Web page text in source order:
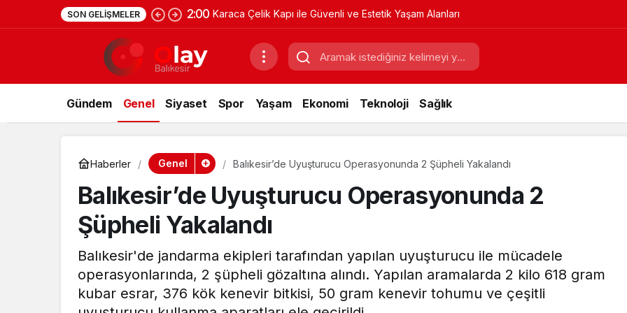
SON GELIŞMELER 2:00 Karaca Çelik Kapı ile Güvenli ve Estetik Yaşam Alanları
Gündem Genel Siyaset Spor Yaşam Ekonomi Teknoloji Sağlık
Haberler Genel Balıkesir’de Uyuşturucu Operasyonunda 2 Şüpheli Yakalandı
Balıkesir’de Uyuşturucu Operasyonunda 2
Şüpheli Yakalandı
Balıkesir'de jandarma ekipleri tarafından yapılan uyuşturucu ile mücadele
operasyonlarında, 2 şüpheli gözaltına alındı. Yapılan aramalarda 2 kilo 618 gram
kubar esrar, 376 kök kenevir bitkisi, 50 gram kenevir tohumu ve çeşitli